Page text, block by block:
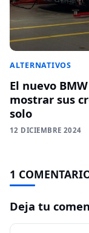
ALTERNATIVOS
El nuevo
mostrar sus
solo
12 DICIEMBRE 2024
1
Deja tu
Comentario